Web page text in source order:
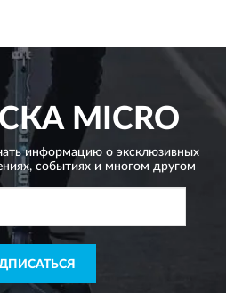
MICRO
информацию о эксклюзивных
событиях и многом другом